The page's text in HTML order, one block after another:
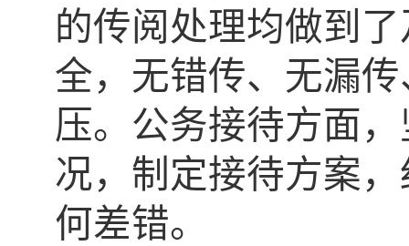
的传阅处理均做到
全，无错传、无漏
压。公务接待方面
况，制定接待方案
何差错。